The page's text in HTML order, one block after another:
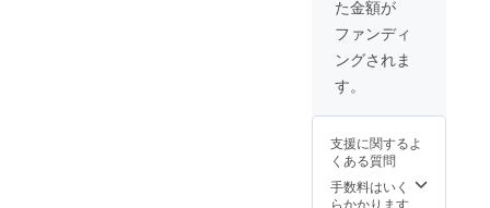
費、交
通費な
どは別
となり
た金額が
ファンディ
ングされま
す。
支援に関するよ
くある質問
手数料はいく
らかかります